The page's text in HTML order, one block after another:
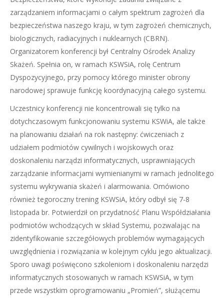
zarządzaniem informacjami o całym spektrum zagrożeń dla
bezpieczeństwa naszego kraju, w tym zagrożeń chemicznych,
biologicznych, radiacyjnych i nuklearnych (CBRN).
Organizatorem konferencji był Centralny Ośrodek Analizy
Skażeń. Spełnia on, w ramach KSWSiA, rolę Centrum
Dyspozycyjnego, przy pomocy którego minister obrony
narodowej sprawuje funkcję koordynacyjną całego systemu.
Uczestnicy konferencji nie koncentrowali się tylko na
dotychczasowym funkcjonowaniu systemu KSWiA, ale także
na planowaniu działań na rok następny: ćwiczeniach z
udziałem podmiotów cywilnych i wojskowych oraz
doskonaleniu narządzi informatycznych, usprawniających
zarządzanie informacjami wymienianymi w ramach jednolitego
systemu wykrywania skażeń i alarmowania. Omówiono
również tegoroczny trening KSWSiA, który odbył się 7-8
listopada br. Potwierdził on przydatność Planu Współdziałania
podmiotów wchodzących w skład Systemu, pozwalając na
zidentyfikowanie szczegółowych problemów wymagających
uwzględnienia i rozwiązania w kolejnym cyklu jego aktualizacji.
Sporo uwagi poświęcono szkoleniom i doskonaleniu narzędzi
informatycznych stosowanych w ramach KSWSiA, w tym
przede wszystkim oprogramowaniu „Promień”, służącemu